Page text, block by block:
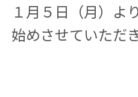
１月５日（月）よ
始めさせていただ